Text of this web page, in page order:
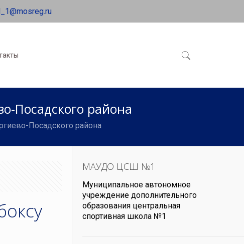
Посадского района
Посадского района
МАУДО ЦСШ №1
Муниципальное автономное
учреждение дополнительного
образования центральная
спортивная школа №1